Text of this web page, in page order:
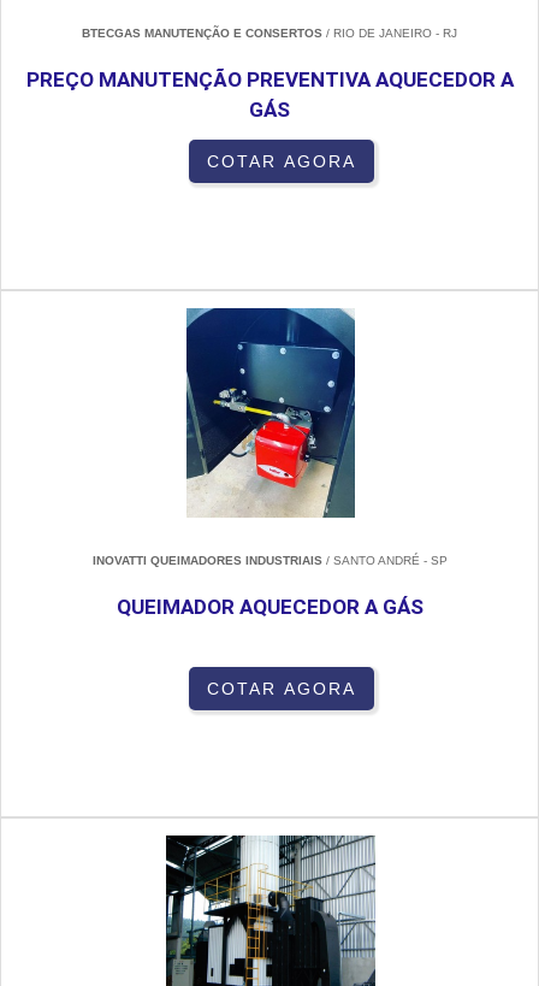
BTECGAS MANUTENÇÃO E CONSERTOS / RIO DE JANEIRO - RJ
PREÇO MANUTENÇÃO PREVENTIVA AQUECEDOR A
GÁS
COTAR AGORA
INOVATTI QUEIMADORES INDUSTRIAIS/ SANTO ANDRÉ - SP
QUEIMADOR AQUECEDOR A GÁS
COTAR AGORA